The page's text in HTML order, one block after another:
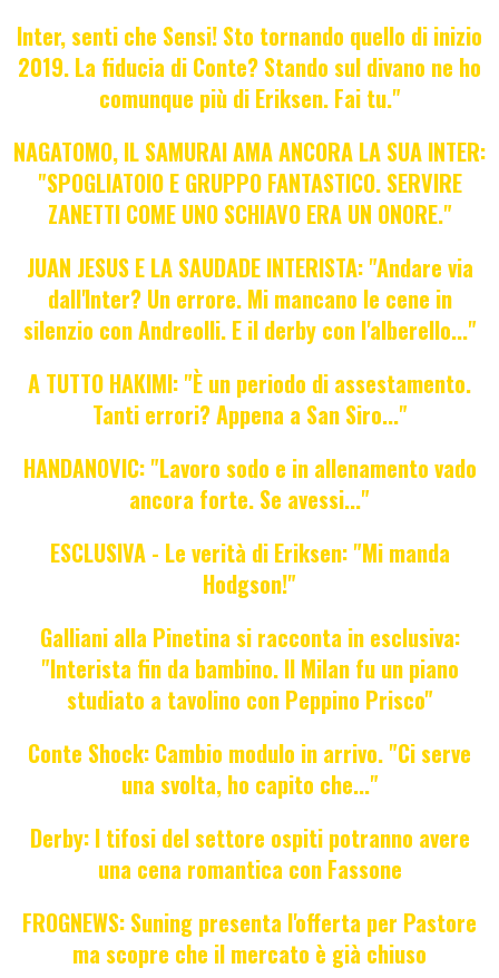
Inter, senti che Sensi! Sto tornando quello di inizio
2019. La fiducia di Conte? Stando sul divano ne ho
comunque più di Eriksen. Fai tu."
NAGATOMO, IL SAMURAI AMA ANCORA LA SUA INTER:
"SPOGLIATOIO E GRUPPO FANTASTICO. SERVIRE
ZANETTI COME UNO SCHIAVO ERA UN ONORE."
JUAN JESUS E LA SAUDADE INTERISTA: "Andare via
dall'Inter? Un errore. Mi mancano le cene in
silenzio con Andreolli. E il derby con l'alberello..."
A TUTTO HAKIMI: "È un periodo di assestamento.
Tanti errori? Appena a San Siro..."
HANDANOVIC: "Lavoro sodo e in allenamento vado
ancora forte. Se avessi..."
ESCLUSIVA - Le verità di Eriksen: "Mi manda
Hodgson!"
Galliani alla Pinetina si racconta in esclusiva:
"Interista fin da bambino. Il Milan fu un piano
studiato a tavolino con Peppino Prisco"
Conte Shock: Cambio modulo in arrivo. "Ci serve
una svolta, ho capito che..."
Derby: I tifosi del settore ospiti potranno avere
una cena romantica con Fassone
FROGNEWS: Suning presenta l'offerta per Pastore
ma scopre che il mercato è già chiuso